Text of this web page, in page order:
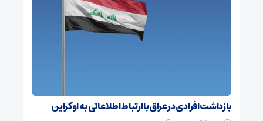
بازداشت افرادی در عراق با ارتباط اطلاعاتی به اوکراین